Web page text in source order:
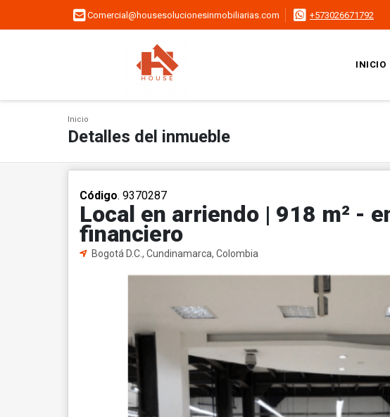
Comercial@housesolucionesinmobiliarias.com +573026671792
INICIO
Inicio
Detalles del inmueble
Código. 9370287
Local en arriendo | 918 m² -
financiero
Bogotá D.C., Cundinamarca, Colombia